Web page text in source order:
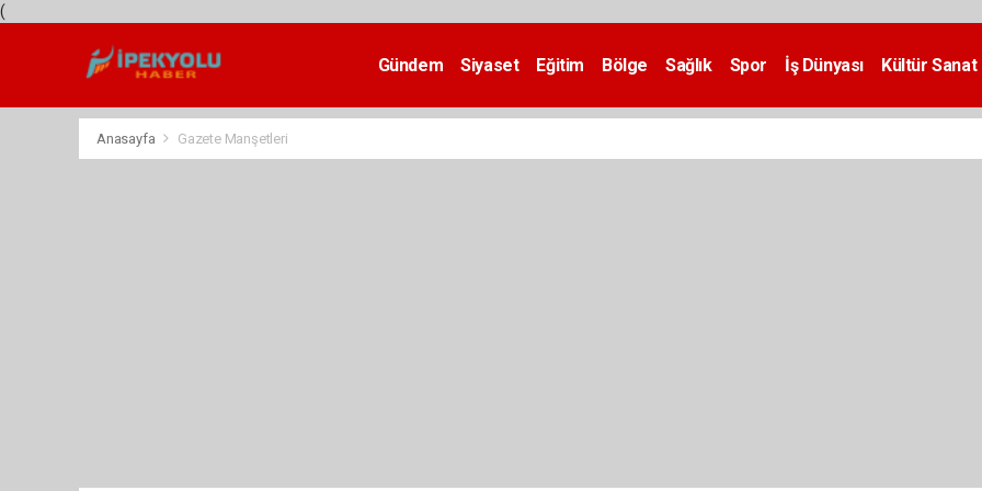
(
Gündem Siyaset Eğitim Bölge Sağlık Spor İş Dünyası Kültür Sanat
Anasayfa Gazete Manşetleri